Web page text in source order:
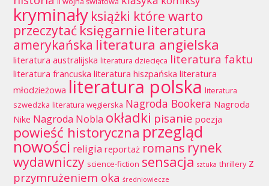
kryminały książki które warto
przeczytaćksięgarnie literatura
amerykańska literatura angielska
literatura australijska literatura dziecięca literatura faktu
literatura francuska literatura hiszpańska literatura
młodzieżowa literatura polska literatura
szwedzka literatura węgierska Nagroda Bookera Nagroda
Nike Nagroda Nobla okładki pisanie poezja
powieść historyczna przegląd
nowości religia reportaż romans rynek
wydawniczy science-fiction sensacja sztuka thrillery z
przymrużeniem oka średniowiecze